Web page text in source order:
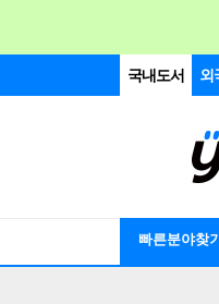
국내도서 외
빠른분야찾기